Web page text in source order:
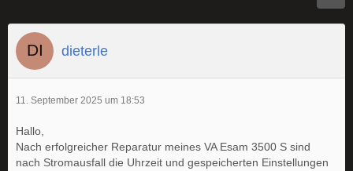
dieterle
11. September 2025 um 18:53
Hallo,
Nach erfolgreicher Reparatur meines VA Esam 3500 S sind
nach Stromausfall die Uhrzeit und gespeicherten Einstellungen